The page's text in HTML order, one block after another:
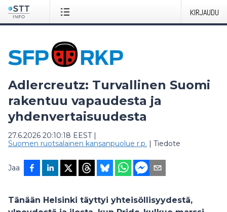
KIRJAUDU
Adlercreutz: Turvallinen Suomi
rakentuu vapaudesta ja
yhdenvertaisuudesta
27.6.2026 20:10:18 EEST|
Suomen ruotsalainen kansanpuolue r.p. | Tiedote
Jaa
Tänään Helsinki täyttyi yhteisöllisyydestä,